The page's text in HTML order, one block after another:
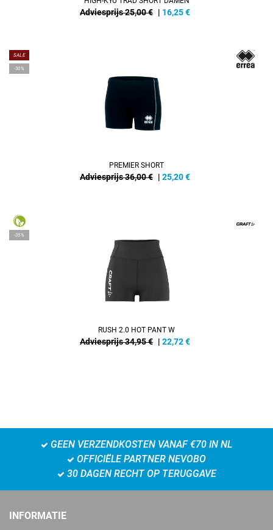
Adviesprijs 25,00 € | 16,25€
SALE
-30%
PREMIER SHORT
Adviesprijs 36,00 € | 25,20€
-35%
RUSH 2.0 HOT PANT W
Adviesprijs 34,95 € | 22,72€
GEEN VERZENDKOSTEN VANAF €70 IN NL
OFFICIËLE PARTNER NEVOBO
30 DAGEN RECHT OP TERUGGAVE
INFORMATIE